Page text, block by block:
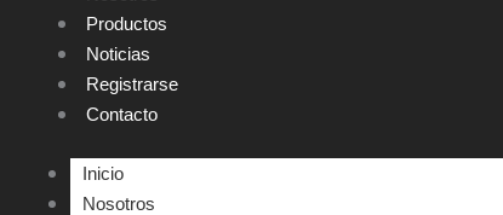
Productos
Noticias
Registrarse
Contacto
Inicio
Nosotros